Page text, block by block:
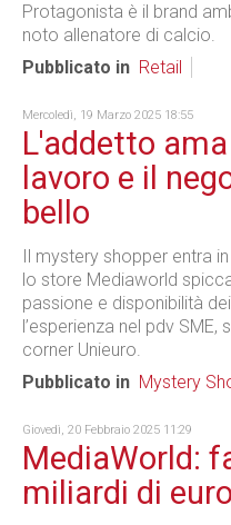
Protagonista è il brand
noto allenatore di calcio.
Pubblicato in Retail
Mercoledì, 19 Marzo 2025 18:55
L'addetto
lavoro e il
bello
Il mystery shopper entra
lo store Mediaworld
passione e disponibilità
l’esperienza nel pdv
corner Unieuro.
Pubblicato in Mystery
Giovedì, 20 Febbraio 2025 11:29
MediaWorld:
miliardi di euro